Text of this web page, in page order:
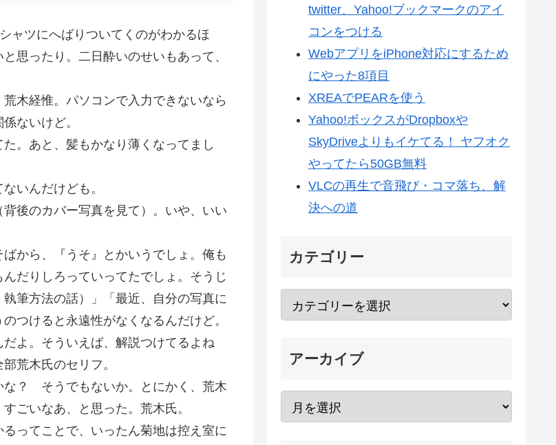
ャツにへばりついてくのがわかるほ
思ったり。二日酔いのせいもあって、
木経惟。パソコンで入力できないなら
ないけど。
。あと、髪もかなり薄くなってまし
いんだけども。
後のカバー写真を見て）。いや、いい
から、『うそ』とかいうでしょ。俺も
だりしろっていってたでしょ。そうじ
筆方法の話）」「最近、自分の写真に
つけると永遠性がなくなるんだけど。
よ。そういえば、解説つけてるよね
荒木氏のセリフ。
？ そうでもないか。とにかく、荒木
ごいなあ、と思った。荒木氏。
ってことで、いったん菊地は控え室に
twitter、Yahoo!ブックマークのアイ
コンをつける
WebアプリをiPhone対応にするため
にやった8項目
XREAでPEARを使う
Yahoo!ボックスがDropboxや
SkyDriveよりもイケてる！ ヤフオク
やってたら50GB無料
VLCの再生で音飛び・コマ落ち、解
決への道
カテゴリー
アーカイブ